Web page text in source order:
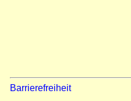
Barrierefreiheit